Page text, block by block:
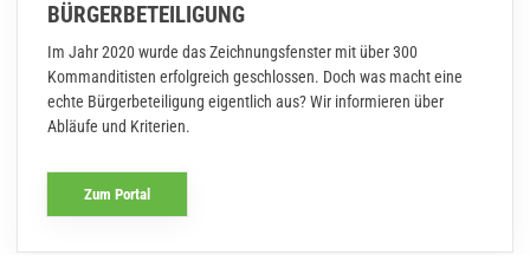
BÜRGERBETEILIGUNG
Im Jahr 2020 wurde das Zeichnungsfenster mit über 300
Kommanditisten erfolgreich geschlossen. Doch was macht eine
echte Bürgerbeteiligung eigentlich aus? Wir informieren über
Abläufe und Kriterien.
Zum Portal